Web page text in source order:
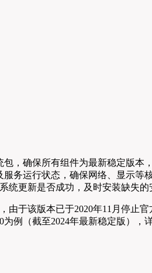
包，确保所有组件为最新稳定版本
务运行状态，确保网络、显示等
统更新是否成功，及时安装缺失的
由于该版本已于2020年11月停止
例（截至2024年最新稳定版），